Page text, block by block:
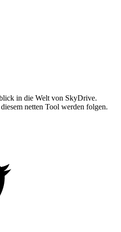
in die Welt von SkyDrive.
netten Tool werden folgen.